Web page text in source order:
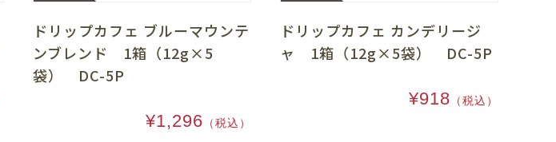
ドリップカフェ ブルーマウンテ
ンブレンド 1箱（12g×5
袋） DC-5P
¥1,296 （税込）
ドリップカフェ カンデリージ
ャ 1箱（12g×5袋） DC-5P
¥918 （税込）